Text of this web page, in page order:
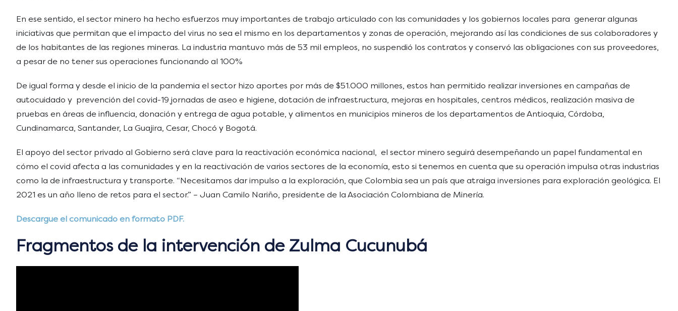
En ese sentido, el sector minero ha hecho esfuerzos muy importantes de trabajo articulado con las comunidades y los gobiernos locales para generar algunas
iniciativas que permitan que el impacto del virus no sea el mismo en los departamentos y zonas de operación, mejorando así las condiciones de sus colaboradores y
de los habitantes de las regiones mineras. La industria mantuvo más de 53 mil empleos, no suspendió los contratos y conservó las obligaciones con sus proveedores,
a pesar de no tener sus operaciones funcionando al 100%
De igual forma y desde el inicio de la pandemia el sector hizo aportes por más de $51.000 millones, estos han permitido realizar inversiones en campañas de
autocuidado y prevención del covid-19 jornadas de aseo e higiene, dotación de infraestructura, mejoras en hospitales, centros médicos, realización masiva de
pruebas en áreas de influencia, donación y entrega de agua potable, y alimentos en municipios mineros de los departamentos de Antioquia, Córdoba,
Cundinamarca, Santander, La Guajira, Cesar, Chocó y Bogotá.
El apoyo del sector privado al Gobierno será clave para la reactivación económica nacional, el sector minero seguirá desempeñando un papel fundamental en
cómo el covid afecta a las comunidades y en la reactivación de varios sectores de la economía, esto si tenemos en cuenta que su operación impulsa otras industrias
como la de infraestructura y transporte. “Necesitamos dar impulso a la exploración, que Colombia sea un país que atraiga inversiones para exploración geológica. El
2021 es un año lleno de retos para el sector.” – Juan Camilo Nariño, presidente de la Asociación Colombiana de Minería.
Descargue el comunicado en formato PDF.
Fragmentos de la intervención de Zulma Cucunubá